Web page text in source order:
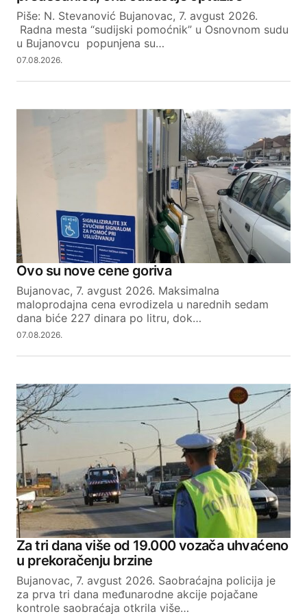
SUBMIT COMMENT
Piše: N. Stevanović Bujanovac, 7. avgust 2026.
Radna mesta “sudijski pomoćnik” u Osnovnom sudu
u Bujanovcu popunjena su…
07.08.2026.
Ovo su nove cene goriva
Bujanovac, 7. avgust 2026. Maksimalna
maloprodajna cena evrodizela u narednih sedam
dana biće 227 dinara po litru, dok…
07.08.2026.
Za tri dana više od 19.000 vozača uhvaćeno
u prekoračenju brzine
Bujanovac, 7. avgust 2026. Saobraćajna policija je
za prva tri dana međunarodne akcije pojačane
kontrole saobraćaja otkrila više…